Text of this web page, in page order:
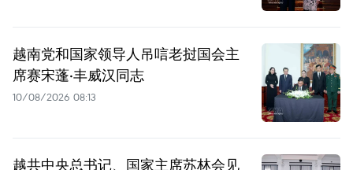
越南党和国家领导人吊唁老挝国会主
席赛宋蓬·丰威汉同志
10/08/2026 08:13
越共中央总书记、国家主席苏林会见